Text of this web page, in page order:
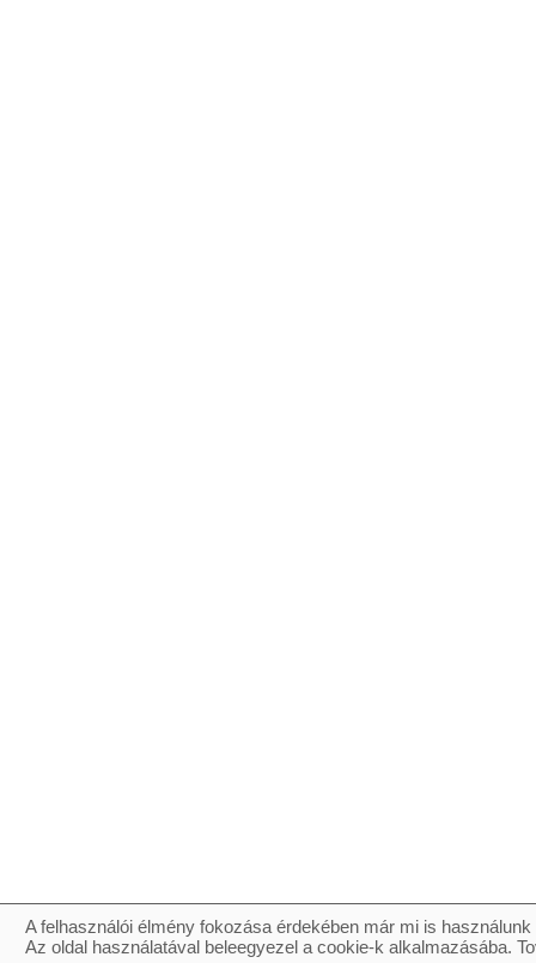
A felhasználói élmény fokozása érdekében már mi is
Az oldal használatával beleegyezel a cookie-k alkalmazásába.